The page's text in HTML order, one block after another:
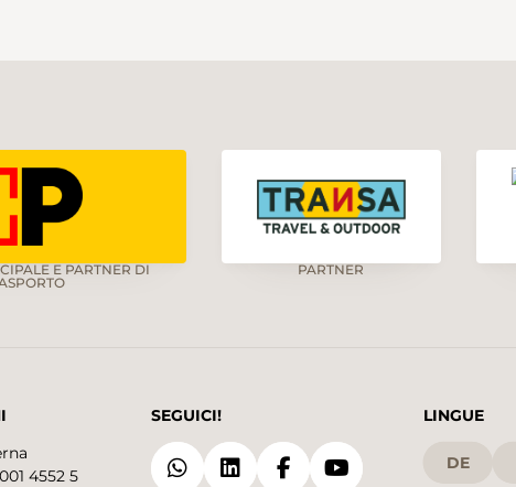
E PARTNER DI
PARTNER
4552 5
SEGUICI! LINGUE
DE